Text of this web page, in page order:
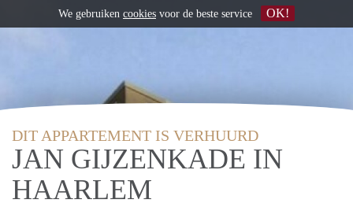
DIT APPARTEMENT IS VERHUURD
JAN GIJZENKADE IN
HAARLEM
We gebruiken cookies voor de beste service OK!